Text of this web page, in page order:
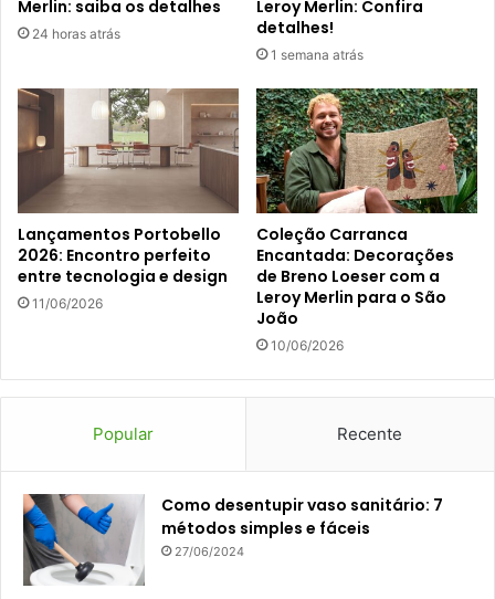
Merlin: saiba os detalhes
24 horas atrás
Leroy Merlin: Confira
detalhes!
1 semana atrás
Lançamentos Portobello
2026: Encontro perfeito
entre tecnologia e design
11/06/2026
Coleção Carranca
Encantada: Decorações
de Breno Loeser com a
Leroy Merlin para o São
João
10/06/2026
Popular Recente
Como desentupir vaso sanitário: 7
métodos simples e fáceis
27/06/2024